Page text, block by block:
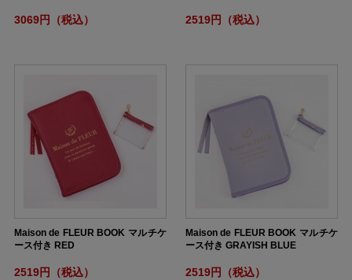
3069円（税込） 2519円（税込）
Maison de FLEUR BOOK マルチケ
ース付き RED
2519円（税込）
Maison de FLEUR BOOK マルチケ
ース付き GRAYISH BLUE
2519円（税込）